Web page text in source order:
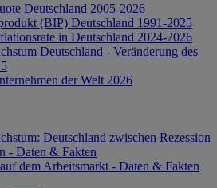
Deutschland 2005-2026
(BIP) Deutschland 1991-2025
in Deutschland 2024-2026
Deutschland - Veränderung des
der Welt 2026
Deutschland zwischen Rezession
- Daten & Fakten
dem Arbeitsmarkt - Daten & Fakten